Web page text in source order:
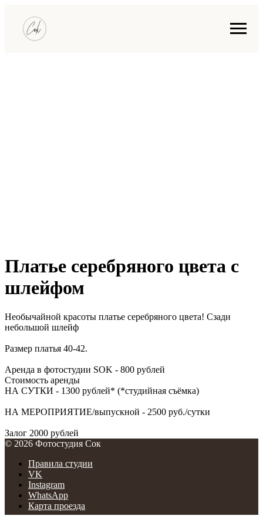
Платье серебряного цвета с
шлейфом
Необычайной красоты платье серебряного цвета! Сзади
небольшой шлейф
Размер платья 40-42.
Аренда в фотостудии SOK - 800 рублей
Стоимость аренды
НА СУТКИ - 1300 рублей* (*студийная съёмка)
НА МЕРОПРИЯТИЕ/выпускной - 2500 руб./сутки
Залог 2000 рублей
© 2026 Фотостудия Сок
Правила студии
VK
Instagram
WhatsApp
Карта проезда